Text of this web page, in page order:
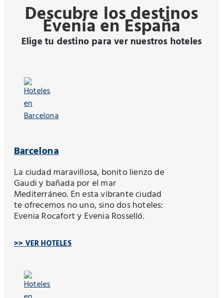
Descubre los destinos
Evenia en España
Elige tu destino para ver nuestros hoteles
Barcelona
La ciudad maravillosa, bonito lienzo de
Gaudi y bañada por el mar
Mediterráneo. En esta vibrante ciudad
te ofrecemos no uno, sino dos hoteles:
Evenia Rocafort y Evenia Rosselló.
>> VER HOTELES